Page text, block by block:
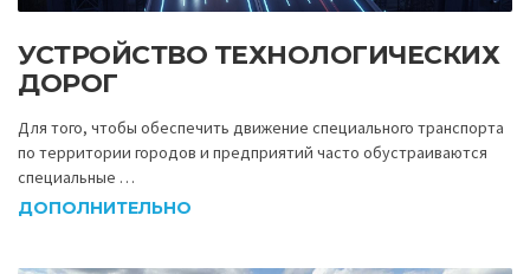
УСТРОЙСТВО ТЕХНОЛОГИЧЕСКИХ
ДОРОГ
Для того, чтобы обеспечить движение специального транспорта
по территории городов и предприятий часто обустраиваются
специальные …
ДОПОЛНИТЕЛЬНО